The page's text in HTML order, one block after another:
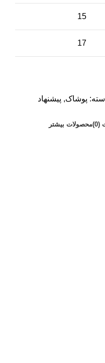
15
17
پوشاک, پیشنهاد
محصولات بیشتر